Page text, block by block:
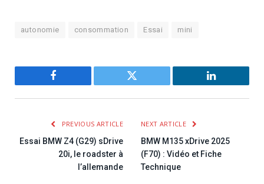
autonomie consommation Essai mini
Facebook Twitter LinkedIn
PREVIOUS ARTICLE
Essai BMW Z4 (G29) sDrive
20i, le roadster à
l’allemande
NEXT ARTICLE
BMW M135 xDrive 2025
(F70) : Vidéo et Fiche
Technique